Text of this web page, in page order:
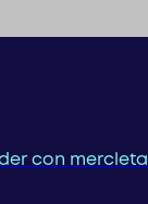
con mercleta